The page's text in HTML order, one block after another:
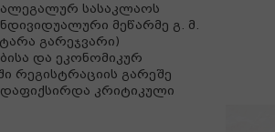
სასაკლაოს
მეწარმე გ. მ.
გარეჯვარი)
და ეკონომიკურ
რეგისტრაციის გარეშე
დაფიქსირდა კრიტიკული